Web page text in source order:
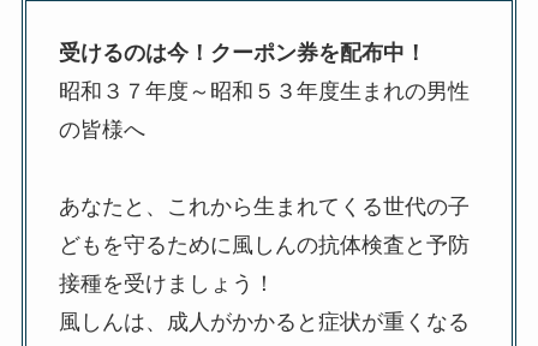
受けるのは今！クーポン券を配布中！
昭和３７年度～昭和５３年度生まれの男性
の皆様へ
あなたと、これから生まれてくる世代の子
どもを守るために風しんの抗体検査と予防
接種を受けましょう！
風しんは、成人がかかると症状が重くなる